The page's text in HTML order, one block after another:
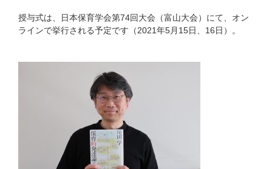
授与式は、日本保育学会第74回大会（富山大会）にて、オン
ラインで挙行される予定です（2021年5月15日、16日）。